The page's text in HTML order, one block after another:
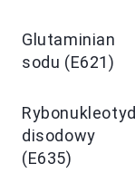
Glutaminian
sodu (E621)
Rybonukleotyd
disodowy
(E635)